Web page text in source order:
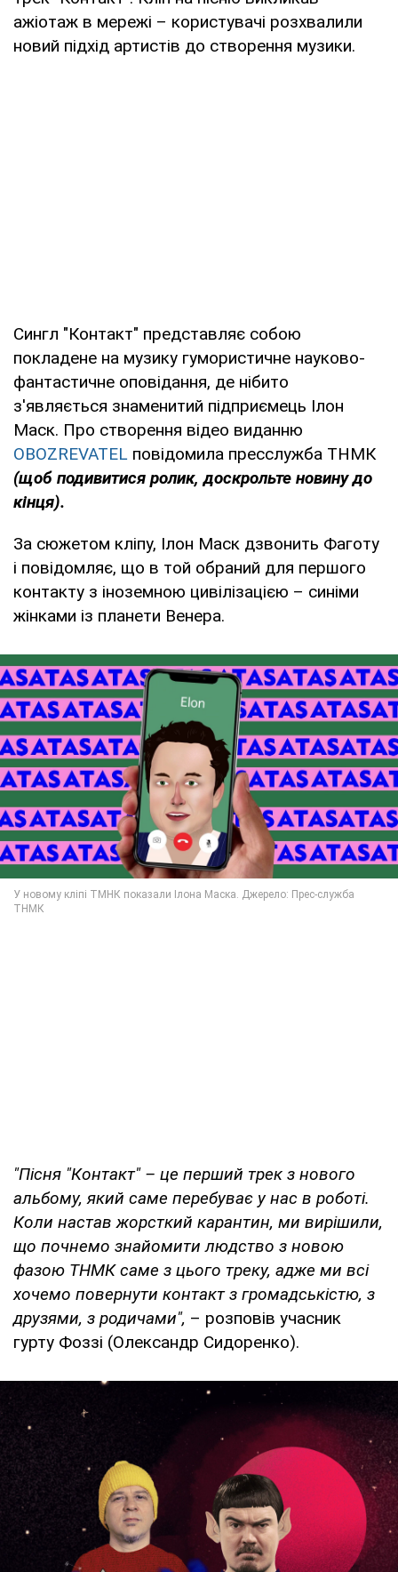
ажіотаж в мережі – користувачі розхвалили
новий підхід артистів до створення музики.
Сингл "Контакт" представляє собою
покладене на музику гумористичне науково-
фантастичне оповідання, де нібито
з'являється знаменитий підприємець Ілон
Маск. Про створення відео виданню
OBOZREVATEL повідомила пресслужба ТНМК
(щоб подивитися ролик, доскрольте новину до
кінця).
За сюжетом кліпу, Ілон Маск дзвонить Фаготу
і повідомляє, що в той обраний для першого
контакту з іноземною цивілізацією – синіми
жінками із планети Венера.
"Пісня "Контакт" – це перший трек з нового
альбому, який саме перебуває у нас в роботі.
Коли настав жорсткий карантин, ми вирішили,
що почнемо знайомити людство з новою
фазою ТНМК саме з цього треку, адже ми всі
хочемо повернути контакт з громадськістю, з
друзями, з родичами", – розповів учасник
гурту Фоззі (Олександр Сидоренко).